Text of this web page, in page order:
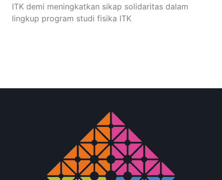
ITK demi meningkatkan sikap solidaritas dalam
lingkup program studi fisika ITK